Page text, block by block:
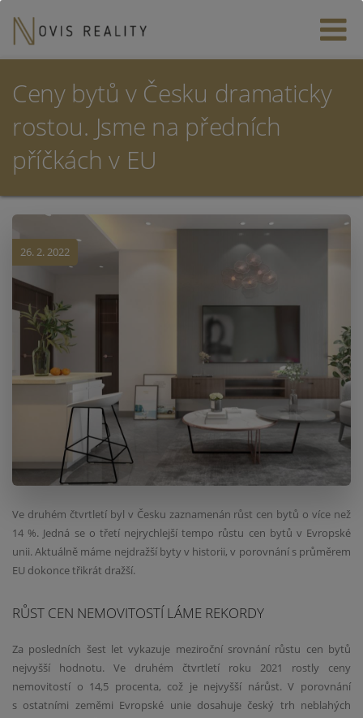
Ceny bytů v Česku dramaticky
rostou. Jsme na předních
příčkách v EU
26. 2. 2022
Ve druhém čtvrtletí byl v Česku zaznamenán růst cen bytů o více než
14 %. Jedná se o třetí nejrychlejší tempo růstu cen bytů v Evropské
unii. Aktuálně máme nejdražší byty v historii, v porovnání s průměrem
EU dokonce třikrát dražší.
RŮST CEN NEMOVITOSTÍ LÁME REKORDY
Za posledních šest let vykazuje meziroční srovnání růstu cen bytů
nejvyšší hodnotu. Ve druhém čtvrtletí roku 2021 rostly ceny
nemovitostí o 14,5 procenta, což je nejvyšší nárůst. V porovnání
s ostatními zeměmi Evropské unie dosahuje český trh neblahých